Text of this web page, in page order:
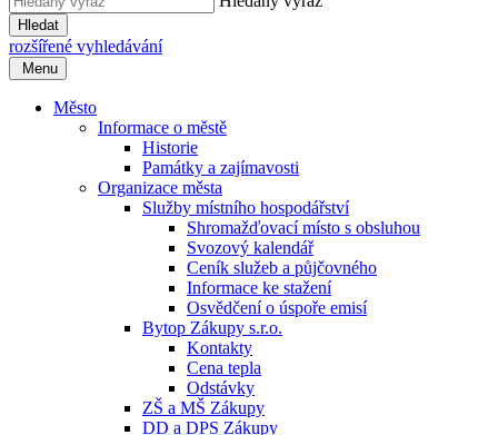
Hledat
rozšířené vyhledávání
Menu
Město
Informace o městě
Historie
Památky a zajímavosti
Organizace města
Služby místního hospodářství
Shromažďovací místo s obsluhou
Svozový kalendář
Ceník služeb a půjčovného
Informace ke stažení
Osvědčení o úspoře emisí
Bytop Zákupy s.r.o.
Kontakty
Cena tepla
Odstávky
ZŠ a MŠ Zákupy
DD a DPS Zákupy